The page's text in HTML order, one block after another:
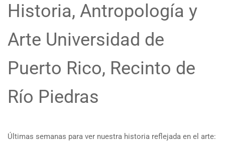
Historia, Antropología y
Arte Universidad de
Puerto Rico, Recinto de
Río Piedras
Últimas semanas para ver nuestra historia reflejada en el arte: